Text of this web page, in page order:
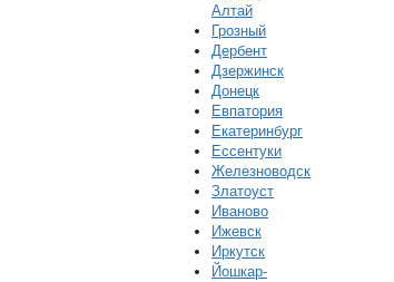
Алтай
Грозный
Дербент
Дзержинск
Донецк
Евпатория
Екатеринбург
Ессентуки
Железноводск
Златоуст
Иваново
Ижевск
Иркутск
Йошкар-